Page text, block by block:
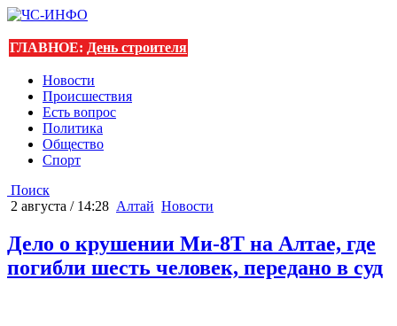
ГЛАВНОЕ: День строителя
Новости
Происшествия
Есть вопрос
Политика
Общество
Спорт
Поиск
2 августа / 14:28 Алтай Новости
Дело о крушении Ми-8Т на Алтае, где
погибли шесть человек, передано в суд